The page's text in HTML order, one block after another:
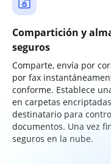
Compartición y
seguros
Comparte, envía por
por fax
conforme. Establece
en carpetas
destinatario para
documentos. Una vez
seguros en la nube.